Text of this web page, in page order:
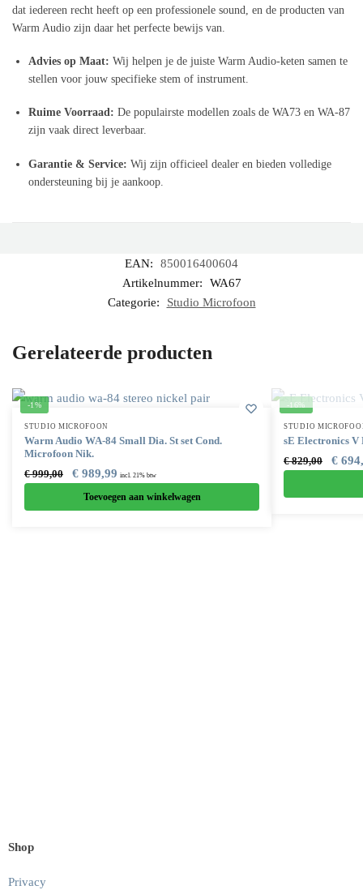
dat iedereen recht heeft op een professionele sound, en de producten van
Warm Audio zijn daar het perfecte bewijs van.
Advies op Maat: Wij helpen je de juiste Warm Audio-keten samen te
stellen voor jouw specifieke stem of instrument.
Ruime Voorraad: De populairste modellen zoals de WA73 en WA-87
zijn vaak direct leverbaar.
Garantie & Service: Wij zijn officieel dealer en bieden volledige
ondersteuning bij je aankoop.
EAN:
850016400604
Artikelnummer:
WA67
Categorie:
Studio Microfoon
Gerelateerde producten
-1%
STUDIO MICROFOON
Warm Audio WA-84 Small Dia. St set Cond.
Microfoon Nik.
€999,00 € 989,99 incl. 21% btw
Toevoegen aan winkelwagen
-16%
STUDIO
sE Electronics V
€829,00 €
Shop
Privacy